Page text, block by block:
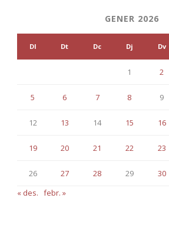
GENER 2026
Dl Dt Dc Dj Dv
1 2
5 6 7 8 9
12 13 14 15 16
19 20 21 22 23
26 27 28 29 30
« des. febr. »